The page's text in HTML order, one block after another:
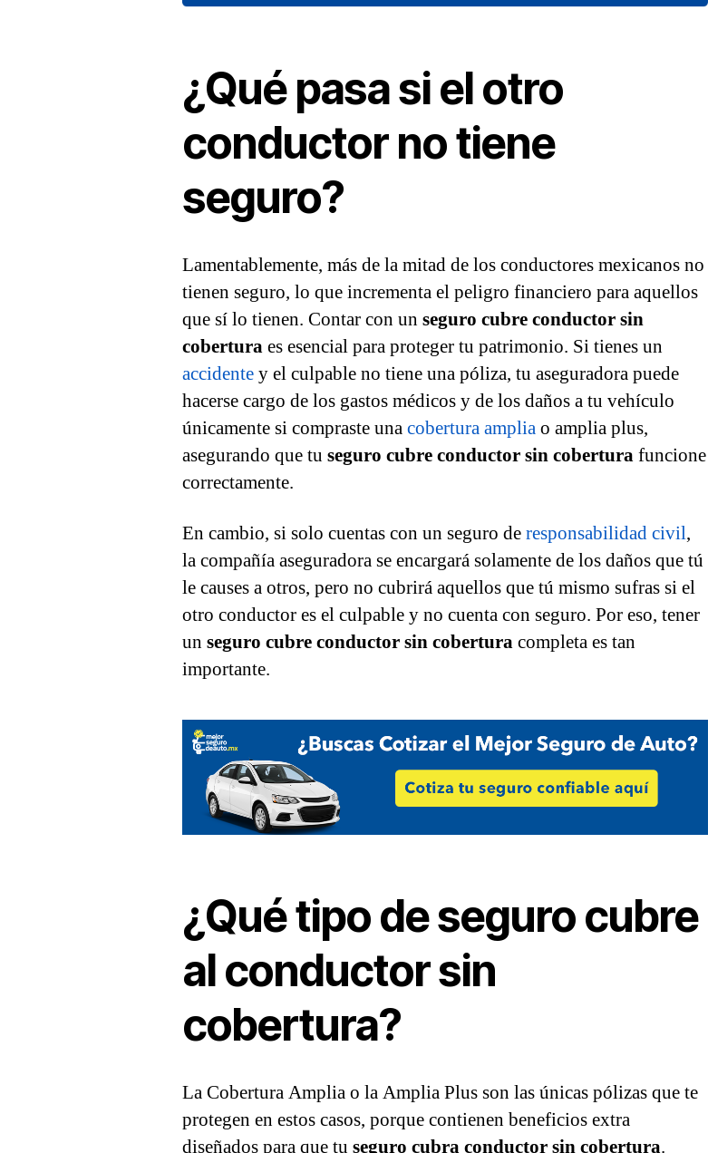
¿Qué pasa si el otro
conductor no tiene
seguro?
Lamentablemente, más de la mitad de los conductores mexicanos no
tienen seguro, lo que incrementa el peligro financiero para aquellos
que sí lo tienen. Contar con un seguro cubre conductor sin
coberturaes esencial para proteger tu patrimonio. Si tienes un
accidentey el culpable no tiene una póliza, tu aseguradora puede
hacerse cargo de los gastos médicos y de los daños a tu vehículo
únicamente si compraste unacobertura ampliao amplia plus,
asegurando que tu seguro cubre conductor sin coberturafuncione
correctamente.
En cambio, si solo cuentas con un seguro deresponsabilidad civil,
la compañía aseguradora se encargará solamente de los daños que tú
le causes a otros, pero no cubrirá aquellos que tú mismo sufras si el
otro conductor es el culpable y no cuenta con seguro. Por eso, tener
un seguro cubre conductor sin coberturacompleta es tan
importante.
¿Qué tipo de seguro cubre
al conductor sin
cobertura?
La Cobertura Amplia o la Amplia Plus son las únicas pólizas que te
protegen en estos casos, porque contienen beneficios extra
diseñados para que tu seguro cubra conductor sin cobertura.